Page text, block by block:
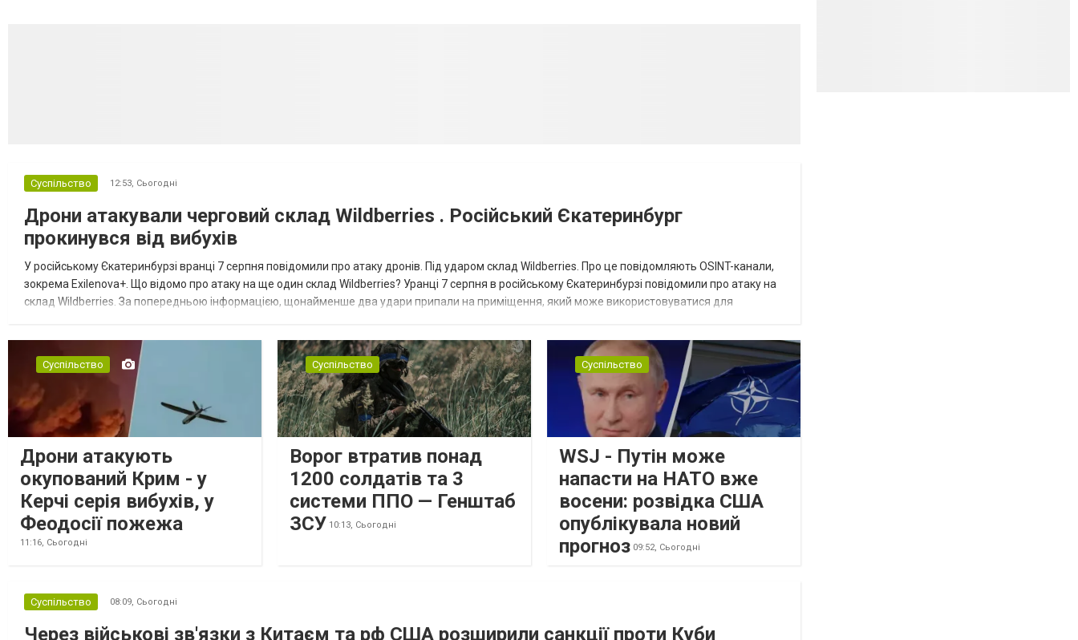
Суспільство 12:53, Сьогодні
Дрони атакували черговий склад Wildberries . Російський Єкатеринбург
прокинувся від вибухів
У російському Єкатеринбурзі вранці 7 серпня повідомили про атаку дронів. Під ударом склад Wildberries. Про це повідомляють OSINT-канали,
зокрема Exilenova+. Що відомо про атаку на ще один склад Wildberries? Уранці 7 серпня в російському Єкатеринбурзі повідомили про атаку на
склад Wildberries. За попередньою інформацією, щонайменше два удари припали на приміщення, який може використовуватися для
Суспільство
Дрони атакують
окупований Крим - у
Керчі серія вибухів, у
Феодосії пожежа
11:16, Сьогодні
Суспільство
Ворог втратив понад
1200 солдатів та 3
системи ППО — Генштаб
ЗСУ 10:13, Сьогодні
Суспільство
WSJ - Путін може
напасти на НАТО вже
восени: розвідка США
опублікувала новий
прогноз 09:52, Сьогодні
Суспільство 08:09, Сьогодні
Через військові зв'язки з Китаєм та рф США розширили санкції проти Куби